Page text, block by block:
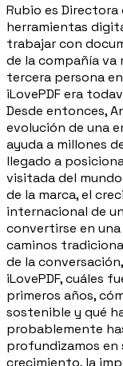
Rubio es Directora
herramientas
trabajar con
de la compañía va
tercera persona
iLovePDF era
Desde entonces,
evolución de una
ayuda a millones
llegado a
visitada del
de la marca, el
internacional de
convertirse en
caminos
de la
iLovePDF, cuáles
primeros años,
sostenible y qué
probablemente
profundizamos en
crecimiento, la